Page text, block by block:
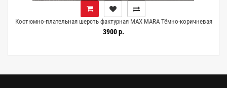
Костюмно-плательная шерсть фактурная MAX MARA Тёмно-коричневая
DJ Н59/1 HH50 25052615
3900 р.